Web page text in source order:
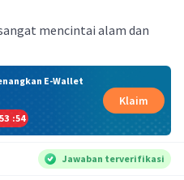
mencintai alam dan
E-Wallet
53 :54
Klaim
Jawaban terverifikasi